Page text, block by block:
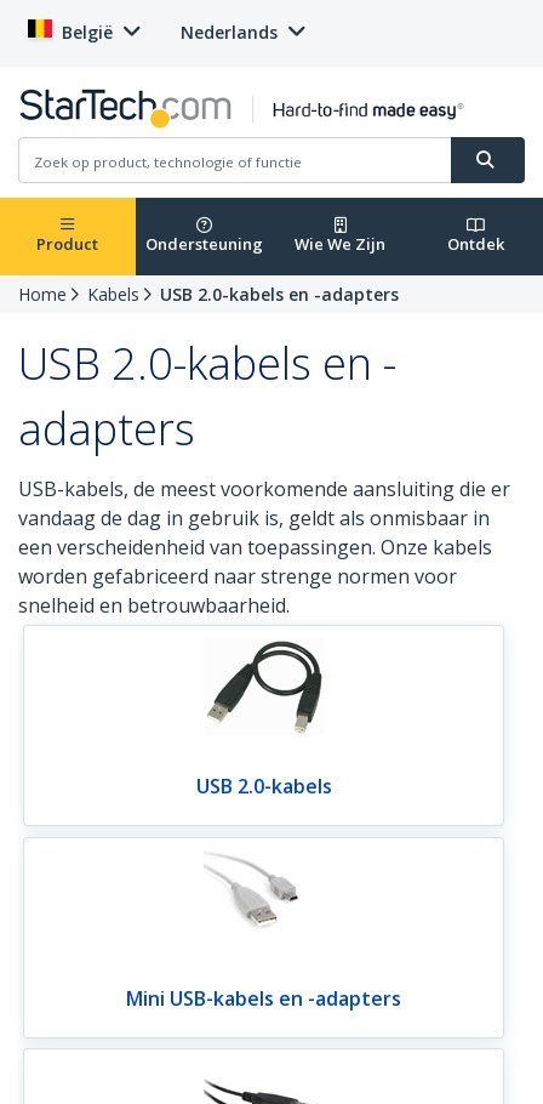
België Nederlands
Product Ondersteuning Wie We Zijn Ontdek
Home Kabels USB 2.0-kabels en -adapters
USB 2.0-kabels en -
adapters
USB-kabels, de meest voorkomende aansluiting die er
vandaag de dag in gebruik is, geldt als onmisbaar in
een verscheidenheid van toepassingen. Onze kabels
worden gefabriceerd naar strenge normen voor
snelheid en betrouwbaarheid.
USB 2.0-kabels
Mini USB-kabels en -adapters